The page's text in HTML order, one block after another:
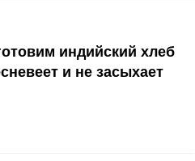
индийский хлеб
и не засыхает